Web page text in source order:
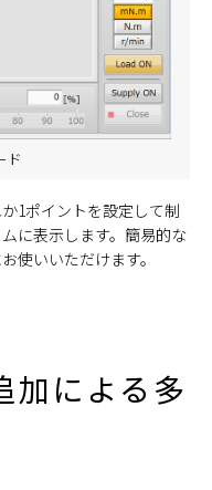
ド
1ポイントを設定して制
に表示します。簡易的な
使いいただけます。
加による多